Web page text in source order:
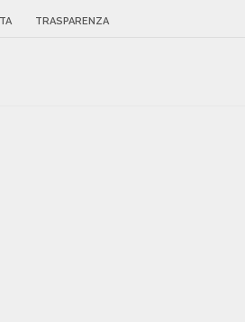
TRASPARENZA